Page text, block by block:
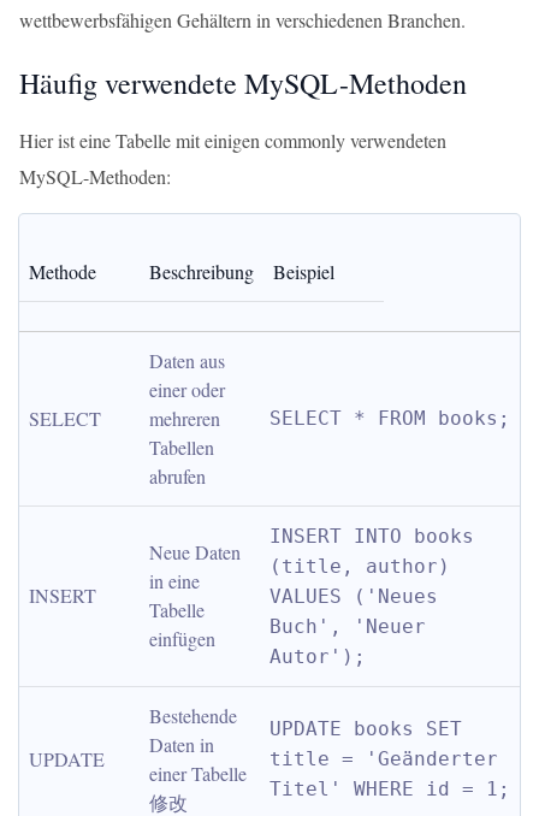
wettbewerbsfähigen Gehältern in verschiedenen Branchen.
Häufig verwendete MySQL-Methoden
Hier ist eine Tabelle mit einigen commonly verwendeten
MySQL-Methoden:
Methode Beschreibung Beispiel
SELECT
Daten aus
einer oder
mehreren
Tabellen
abrufen
SELECT * FROM books;
INSERT
Neue Daten
in eine
Tabelle
einfügen
INSERT INTO books
(title, author)
VALUES ('Neues
Buch', 'Neuer
Autor');
UPDATE
Bestehende
Daten in
einer Tabelle
修改
UPDATE books SET
title = 'Geänderter
Titel' WHERE id = 1;